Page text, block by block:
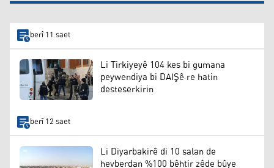
berî 11 saet
Li Tirkiyeyê 104 kes bi gumana
peywendiya bi DAIŞê re hatin
desteserkirin
berî 12 saet
Li Diyarbakirê di 10 salan de
hevberdan %100 bêhtir zêde bûye